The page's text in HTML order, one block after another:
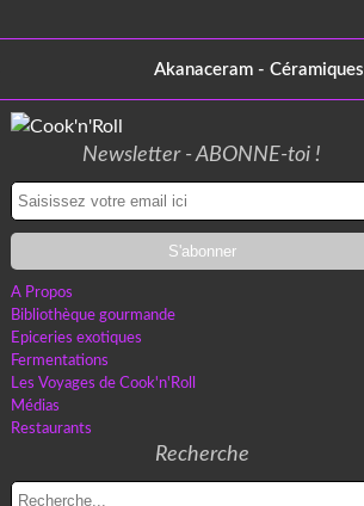
Akanaceram - Céramiques
Newsletter - ABONNE-toi !
A Propos
Bibliothèque gourmande
Epiceries exotiques
Fermentations
Les Voyages de Cook'n'Roll
Médias
Restaurants
Recherche